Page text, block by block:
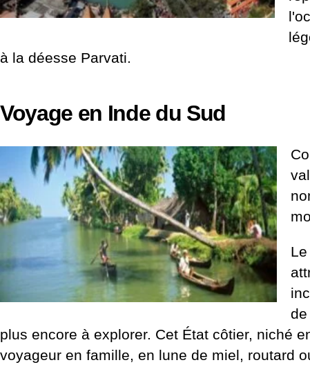
à la déesse Parvati.
Voyage en Inde du Sud
de
plus encore à explorer. Cet État côtier, niché
voyageur en famille, en lune de miel, routard